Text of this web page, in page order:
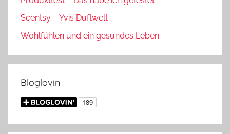
Scentsy – Yvis Duftwelt
Wohlfühlen und ein gesundes Leben
Bloglovin